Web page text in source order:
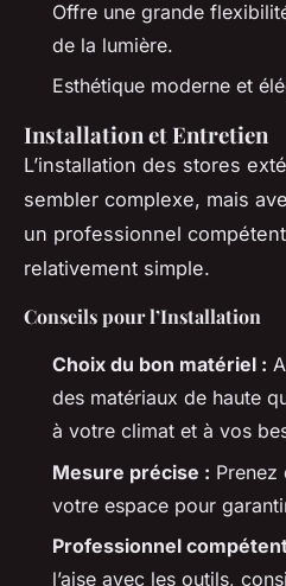
Offre une grande
de la lumière.
Esthétique moderne et
Installation et Entretien
L’installation des stores
sembler complexe, mais
un professionnel
relativement simple.
Conseils pour l’Installation
Choix du bon matériel :
des matériaux de haute
à votre climat et à vos
Mesure précise : Prenez
votre espace pour
Professionnel
l’aise avec les outils,